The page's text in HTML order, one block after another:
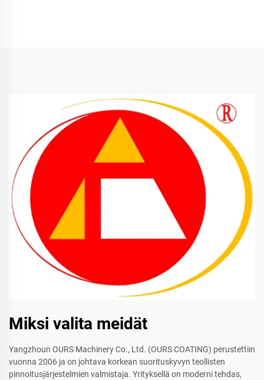
Miksi valita meidät
Yangzhoun OURS Machinery Co., Ltd. (OURS COATING) perustettiin
vuonna 2006 ja on johtava korkean suorituskyvyn teollisten
pinnoitusjärjestelmien valmistaja. Yrityksellä on moderni tehdas,